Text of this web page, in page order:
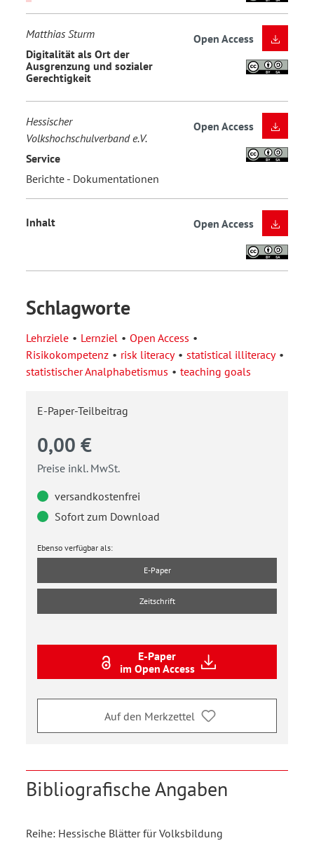
Matthias Sturm
Digitalität als Ort der
Ausgrenzung und sozialer
Gerechtigkeit
Open Access
Hessischer
Volkshochschulverband e.V.
Service
Berichte - Dokumentationen
Open Access
Inhalt Open Access
Schlagworte
Lehrziele Lernziel
Open Access
Risikokompetenz
risk literacy
statistical illiteracy
statistischer Analphabetismus
teaching goals
E-Paper-Teilbeitrag
0,00 €
Preise inkl. MwSt.
versandkostenfrei
Sofort zum Download
Ebenso verfügbar als:
E-Paper
Zeitschrift
E-Paper
im Open Access
Auf den Merkzettel
Bibliografische Angaben
Reihe: Hessische Blätter für Volksbildung